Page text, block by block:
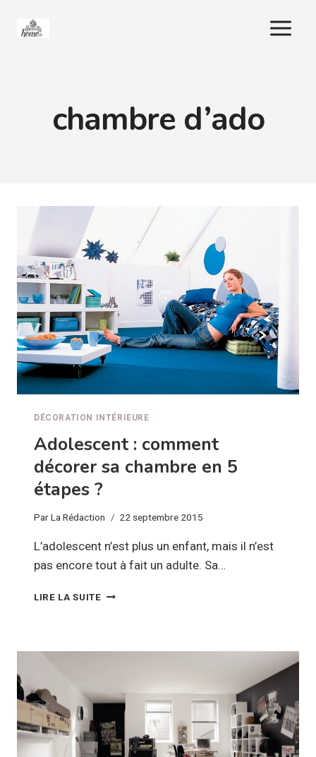
chambre d’ado
DÉCORATION INTÉRIEURE
Adolescent : comment
décorer sa chambre en 5
étapes ?
ParLa Rédaction 22 septembre 2015
L’adolescent n’est plus un enfant, mais il n’est
pas encore tout à fait un adulte. Sa…
LIRE LA SUITEADOLESCENT
SA
5
ÉTAPES
?